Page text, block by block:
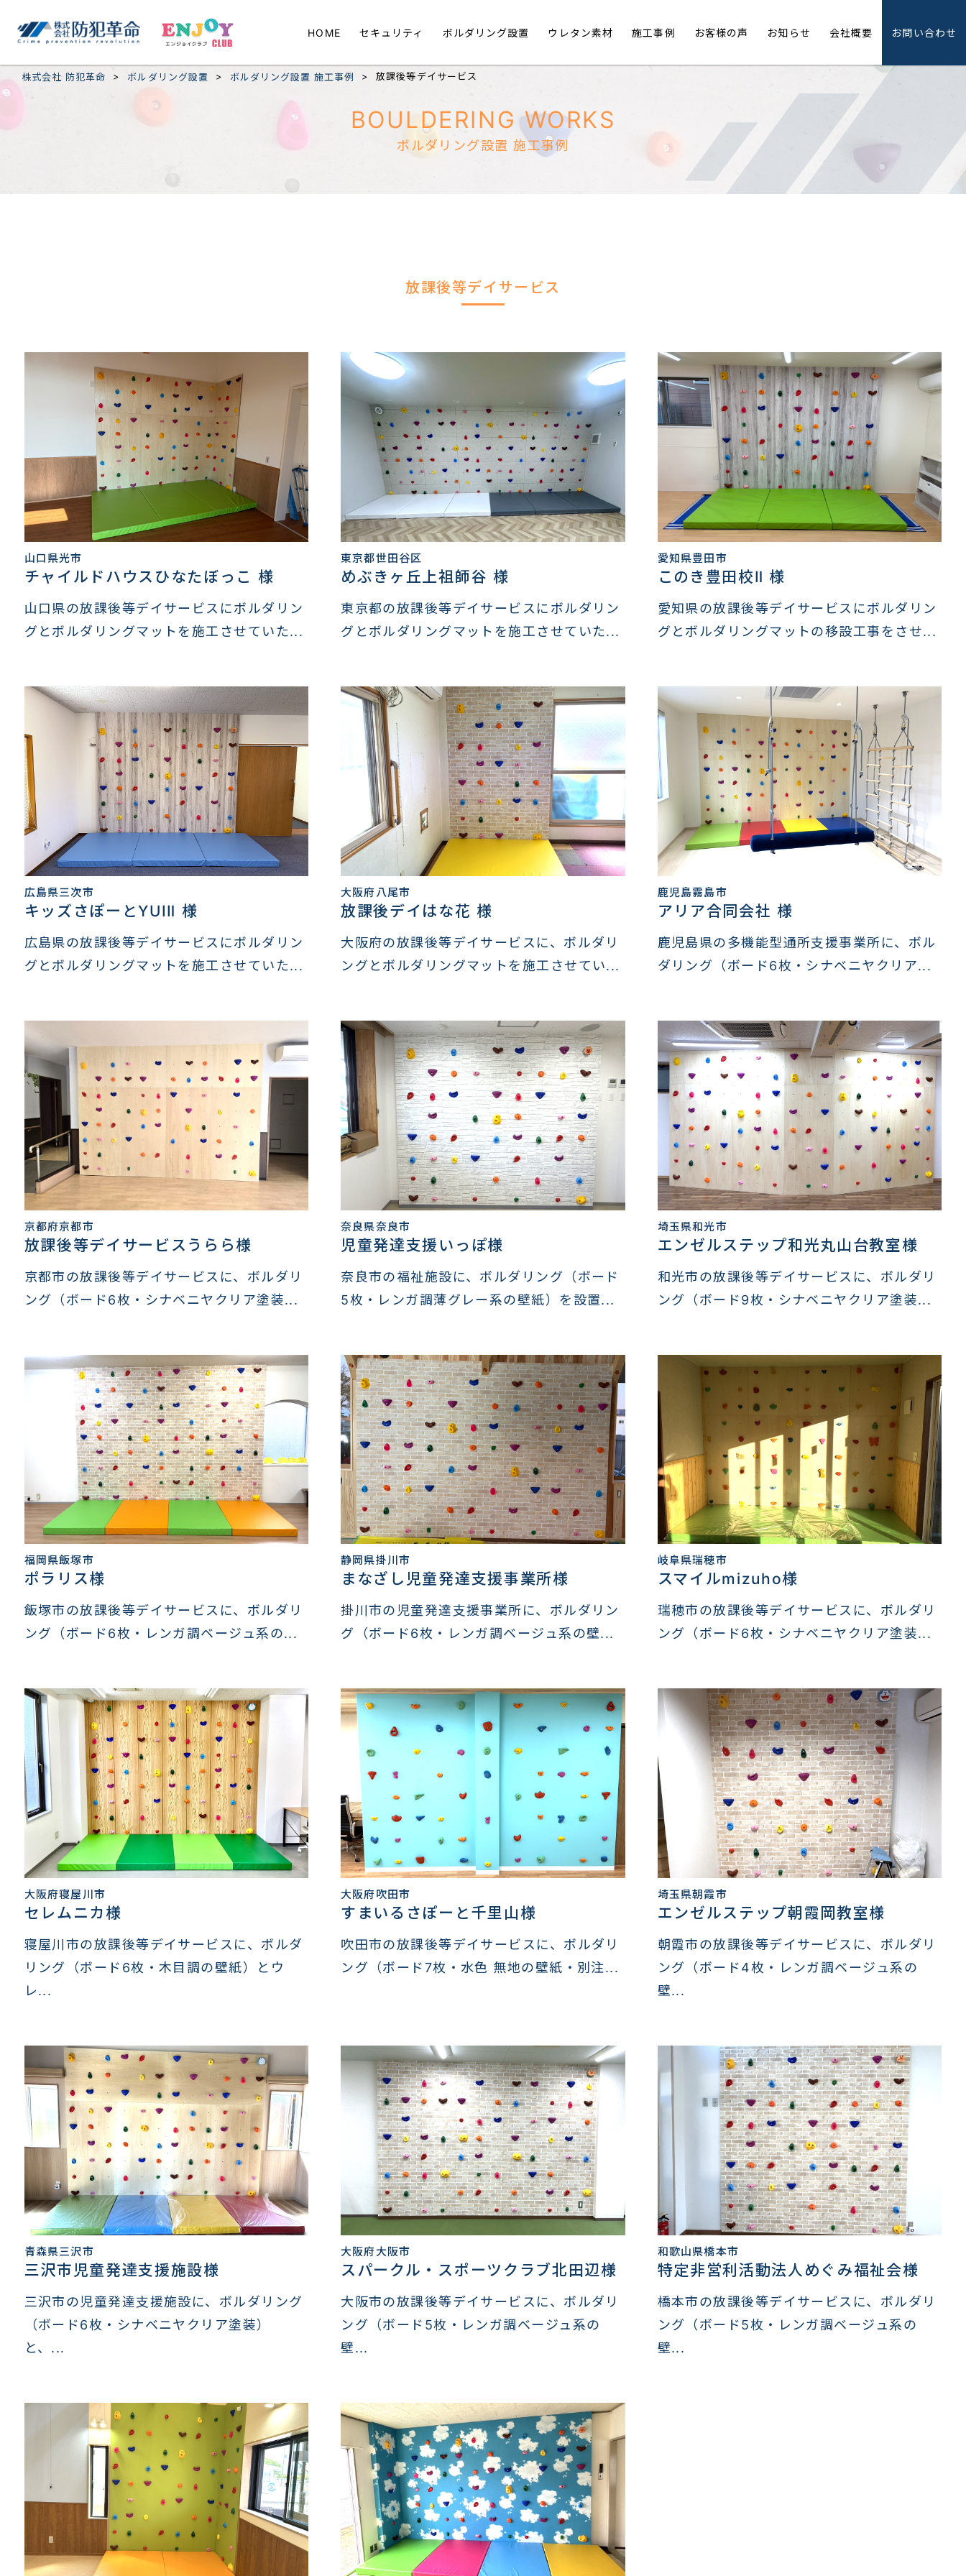
HOME セキュリティ ボルダリング設置 ウレタン素材 施工事例 お客様の声 お知らせ 会社概要 お問い合わせ
株式会社 防犯革命 > ボルダリング設置 > ボルダリング設置 施工事例 > 放課後等デイサービス
BOULDERING WORKS
ボルダリング設置 施工事例
放課後等デイサービス
山口県光市
チャイルドハウスひなたぼっこ 様
山口県の放課後等デイサービスにボルダリン
グとボルダリングマットを施工させていた...
東京都世田谷区
めぶきヶ丘上祖師谷 様
東京都の放課後等デイサービスにボルダリン
グとボルダリングマットを施工させていた...
愛知県豊田市
このき豊田校Ⅱ 様
愛知県の放課後等デイサービスにボルダリン
グとボルダリングマットの移設工事をさせ...
広島県三次市
キッズさぽーとYUIⅡ 様
広島県の放課後等デイサービスにボルダリン
グとボルダリングマットを施工させていた...
大阪府八尾市
放課後デイはな花 様
大阪府の放課後等デイサービスに、ボルダリ
ングとボルダリングマットを施工させてい...
鹿児島霧島市
アリア合同会社 様
鹿児島県の多機能型通所支援事業所に、ボル
ダリング（ボード6枚・シナベニヤクリア...
京都府京都市
放課後等デイサービスうらら様
京都市の放課後等デイサービスに、ボルダリ
ング（ボード6枚・シナベニヤクリア塗装...
奈良県奈良市
児童発達支援いっぽ様
奈良市の福祉施設に、ボルダリング（ボード
5枚・レンガ調薄グレー系の壁紙）を設置...
埼玉県和光市
エンゼルステップ和光丸山台教室様
和光市の放課後等デイサービスに、ボルダリ
ング（ボード9枚・シナベニヤクリア塗装...
福岡県飯塚市
ポラリス様
飯塚市の放課後等デイサービスに、ボルダリ
ング（ボード6枚・レンガ調ベージュ系の...
静岡県掛川市
まなざし児童発達支援事業所様
掛川市の児童発達支援事業所に、ボルダリン
グ（ボード6枚・レンガ調ベージュ系の壁...
岐阜県瑞穂市
スマイルmizuho様
瑞穂市の放課後等デイサービスに、ボルダリ
ング（ボード6枚・シナベニヤクリア塗装...
大阪府寝屋川市
セレムニカ様
寝屋川市の放課後等デイサービスに、ボルダ
リング（ボード6枚・木目調の壁紙）とウ
レ...
大阪府吹田市
すまいるさぽーと千里山様
吹田市の放課後等デイサービスに、ボルダリ
ング（ボード7枚・水色 無地の壁紙・別注...
埼玉県朝霞市
エンゼルステップ朝霞岡教室様
朝霞市の放課後等デイサービスに、ボルダリ
ング（ボード4枚・レンガ調ベージュ系の
壁...
青森県三沢市
三沢市児童発達支援施設様
三沢市の児童発達支援施設に、ボルダリング
（ボード6枚・シナベニヤクリア塗装）
と、...
大阪府大阪市
スパークル・スポーツクラブ北田辺様
大阪市の放課後等デイサービスに、ボルダリ
ング（ボード5枚・レンガ調ベージュ系の
壁...
和歌山県橋本市
特定非営利活動法人めぐみ福祉会様
橋本市の放課後等デイサービスに、ボルダリ
ング（ボード5枚・レンガ調ベージュ系の
壁...